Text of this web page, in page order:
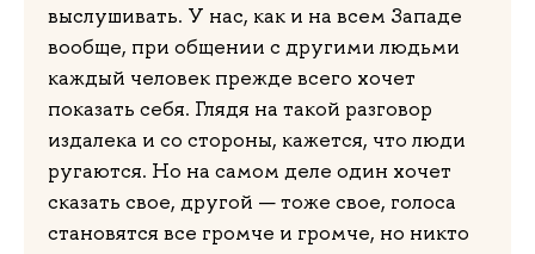
выслушивать. У нас, как и на всем Западе
вообще, при общении с другими людьми
каждый человек прежде всего хочет
показать себя. Глядя на такой разговор
издалека и со стороны, кажется, что люди
ругаются. Но на самом деле один хочет
сказать свое, другой — тоже свое, голоса
становятся все громче и громче, но никто